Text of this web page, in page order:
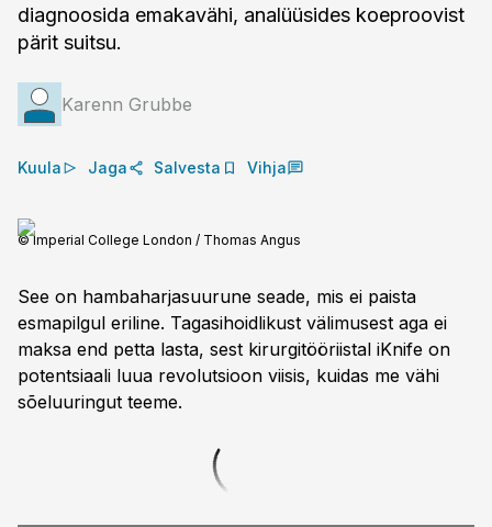
diagnoosida emakavähi, analüüsides koeproovist
pärit suitsu.
Karenn Grubbe
Kuula Jaga Salvesta Vihja
© Imperial College London / Thomas Angus
See on hambaharja­suurune seade, mis ei paista
esmapilgul eriline. Tagasihoidlikust välimusest aga ei
maksa end petta lasta, sest kirurgitööriistal iKnife on
potentsiaali luua revolutsioon viisis, kuidas me vähi
sõeluuringut teeme.